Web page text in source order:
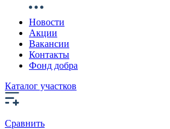
Новости
Акции
Вакансии
Контакты
Фонд добра
Каталог участков
Сравнить